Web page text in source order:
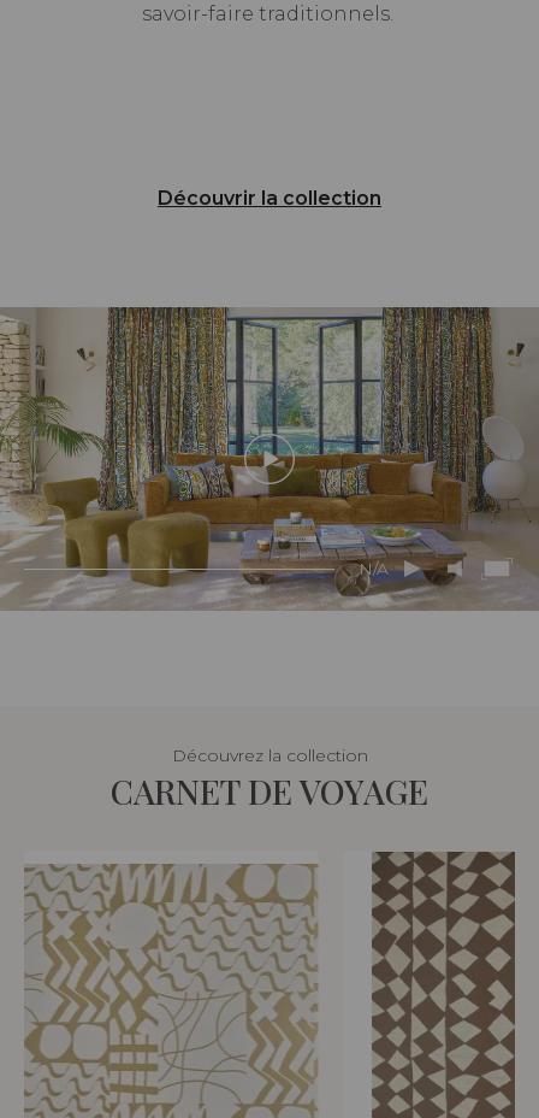
savoir-faire traditionnels.
Découvrir la collection
N/A
Découvrez la collection
CARNET DE VOYAGE